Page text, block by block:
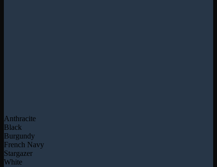
Anthracite
Black
Burgundy
French Navy
Stargazer
White